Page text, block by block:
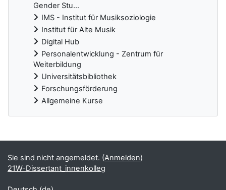
Gender Stu...
IMS - Institut für Musiksoziologie
Institut für Alte Musik
Digital Hub
Personalentwicklung - Zentrum für
Weiterbildung
Universitätsbibliothek
Forschungsförderung
Allgemeine Kurse
Ergänzungsblöcke
Sie sind nicht angemeldet. (Anmelden)
21W-Dissertant_innenkolleg